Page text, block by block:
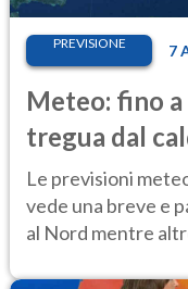
PREVISIONE 7
Meteo: fino
tregua dal
calura e afa
Le previsioni
vede una breve e
al Nord mentre